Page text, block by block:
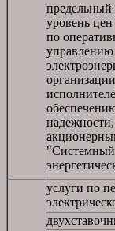
уровень
по
управлению
"Системный
услуги по